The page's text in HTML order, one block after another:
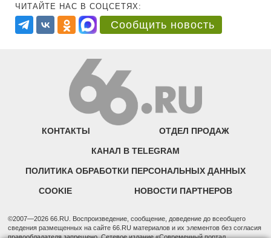
ЧИТАЙТЕ НАС В СОЦСЕТЯХ:
Сообщить новость
КОНТАКТЫ ОТДЕЛ ПРОДАЖ
КАНАЛ В TELEGRAM
ПОЛИТИКА ОБРАБОТКИ ПЕРСОНАЛЬНЫХ ДАННЫХ
COOKIE НОВОСТИ ПАРТНЕРОВ
©2007—2026 66.RU. Воспроизведение, сообщение, доведение до всеобщего
сведения размещенных на сайте 66.RU материалов и их элементов без согласия